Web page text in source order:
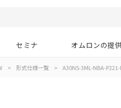
セミナ オムロンの提
> 形式仕様一覧 > A30NS-3ML-NBA-